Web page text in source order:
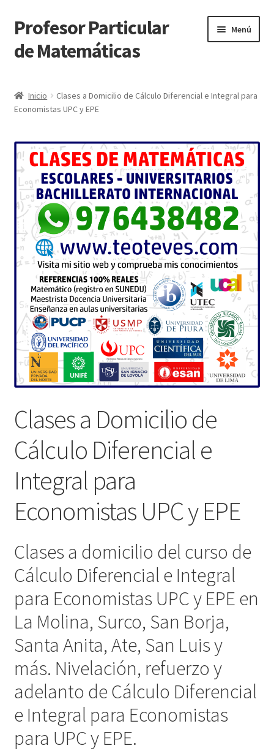
Ir
a
la
Ir
al
contenido
Profesor Particular
de Matemáticas
Menú
Tienda de Matemáticas 100% GRATIS
Inicio
Clases a Domicilio de Cálculo Diferencial e Integral para
Economistas UPC y EPE
Clases a Domicilio de
Cálculo Diferencial e
Integral para
Economistas UPC y EPE
Clases a domicilio del curso de
Cálculo Diferencial e Integral
para Economistas UPC y EPE en
La Molina, Surco, San Borja,
Santa Anita, Ate, San Luis y
más. Nivelación, refuerzo y
adelanto de Cálculo Diferencial
e Integral para Economistas
para UPC y EPE.